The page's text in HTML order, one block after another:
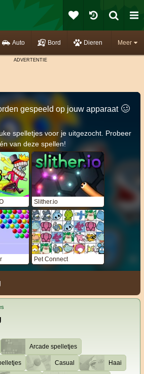
Meer
Auto Bord Dieren
gespeeld op jouw apparaat 🥴️
spelletjes voor je uitgezocht. Probeer
van deze spellen!
Slither.io
Pet Connect
Arcade spelletjes
Casual Haai